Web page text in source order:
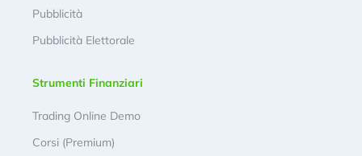
Pubblicità
Pubblicità Elettorale
Strumenti Finanziari
Trading Online Demo
Corsi (Premium)